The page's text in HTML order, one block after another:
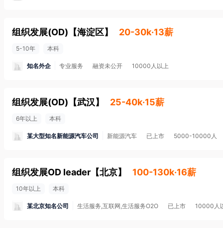
组织发展(OD) 【海淀区】 20-30k·13薪
5-10年 本科
知名外企 专业服务 融资未公开 10000人以上
组织发展(OD) 【武汉 】 25-40k·15薪
6年以上 本科
某大型知名新能源汽车公司 新能源汽车 已上市 5000-10000人
组织发展OD leader 【北京】 100-130k·16薪
10年以上 本科
某北京知名公司 生活服务,互联网,生活服务O2O 已上市 10000人